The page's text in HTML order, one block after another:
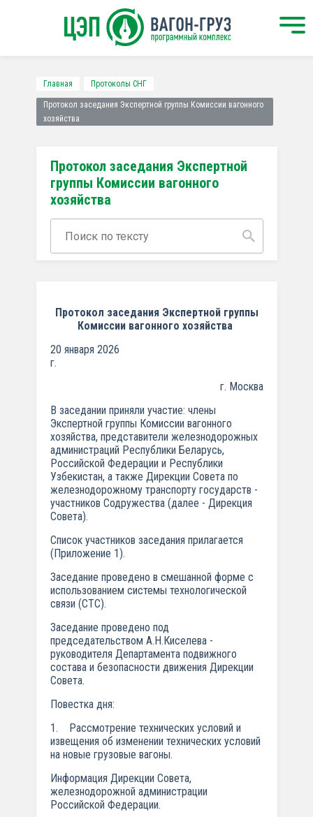
Главная Протоколы СНГ
Протокол заседания Экспертной группы Комиссии вагонного
хозяйства
Протокол заседания Экспертной
группы Комиссии вагонного
хозяйства
Протокол заседания Экспертной группы
Комиссии вагонного хозяйства
20 января 2026
г. Москва
В заседании приняли участие: члены
Экспертной группы Комиссии вагонного
хозяйства, представители железнодорожных
администраций Республики Беларусь,
Российской Федерации и Республики
Узбекистан, а также Дирекции Совета по
железнодорожному транспорту государств -
участников Содружества (далее - Дирекция
Совета).
Список участников заседания прилагается
(Приложение 1).
Заседание проведено в смешанной форме с
использованием системы технологической
связи (СТС).
Заседание проведено под
председательством А.Н.Киселева -
руководителя Департамента подвижного
состава и безопасности движения Дирекции
Совета.
Повестка дня:
1. Рассмотрение технических условий и
извещения об изменении технических условий
на новые грузовые вагоны.
Информация Дирекции Совета,
железнодорожной администрации
Российской Федерации.